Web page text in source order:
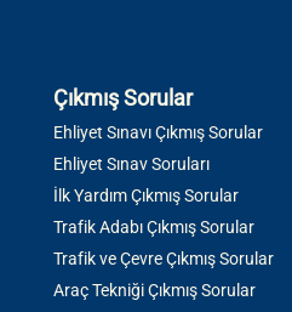
Çıkmış Sorular
Ehliyet Sınavı Çıkmış Sorular
Ehliyet Sınav Soruları
İlk Yardım Çıkmış Sorular
Trafik Adabı Çıkmış Sorular
Trafik ve Çevre Çıkmış Sorular
Araç Tekniği Çıkmış Sorular